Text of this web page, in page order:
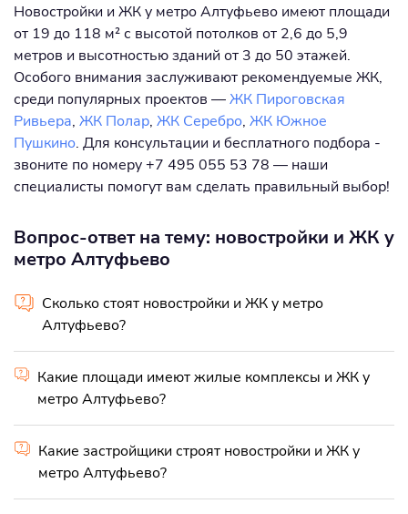
Новостройки и ЖК у метро Алтуфьево имеют площади
от 19 до 118 м² с высотой потолков от 2,6 до 5,9
метров и высотностью зданий от 3 до 50 этажей.
Особого внимания заслуживают рекомендуемые ЖК,
среди популярных проектов —ЖК Пироговская
Ривьера, ЖК Полар, ЖК Серебро, ЖК Южное
Пушкино. Для консультации и бесплатного подбора -
звоните по номеру +7 495 055 53 78 — наши
специалисты помогут вам сделать правильный выбор!
Вопрос-ответ на тему: новостройки и ЖК у
метро Алтуфьево
Сколько стоят новостройки и ЖК у метро
Алтуфьево?
Какие площади имеют жилые комплексы и ЖК у
метро Алтуфьево?
Какие застройщики строят новостройки и ЖК у
метро Алтуфьево?